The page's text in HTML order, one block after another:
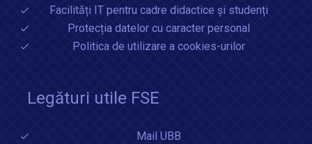
Facilități IT pentru cadre didactice și studenți
Protecția datelor cu caracter personal
Politica de utilizare a cookies-urilor
Legături utile FSE
Mail UBB